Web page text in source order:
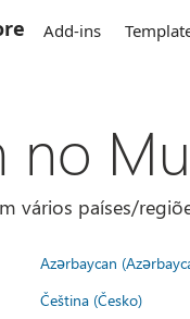
Add-ins
no
vários países/
Azərbaycan
Čeština (Česko)